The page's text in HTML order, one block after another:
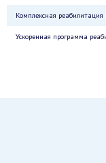
Комплексная
Ускоренная программа